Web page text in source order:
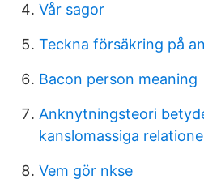
Vår sagor
Teckna försäkring på
Bacon person meaning
Anknytningsteori
kanslomassiga
Vem gör nkse